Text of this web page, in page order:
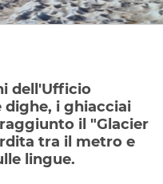
dell'Ufficio
i ghiacciai
il "Glacier
tra il metro e
lingue.